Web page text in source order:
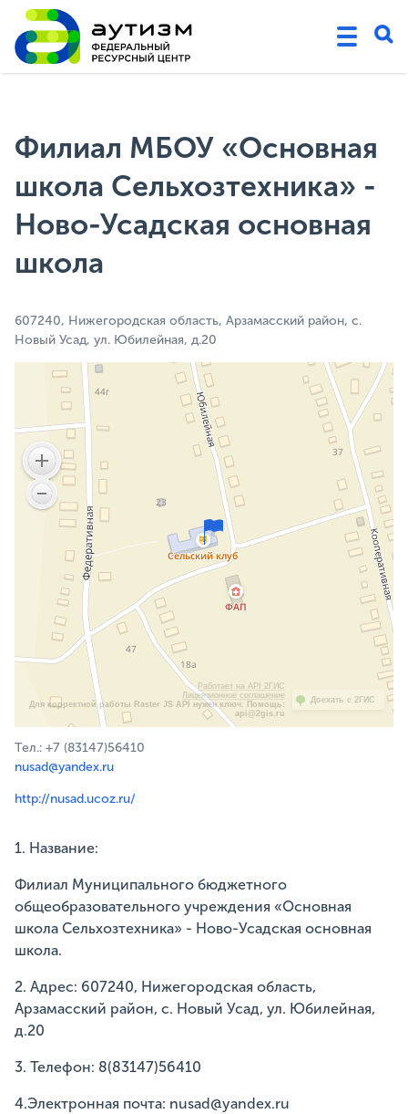
Филиал МБОУ «Основная
школа Сельхозтехника» -
Ново-Усадская основная
школа
607240, Нижегородская область, Арзамасский район, с.
Новый Усад, ул. Юбилейная, д.20
Работает на API 2ГИС
Лицензионное соглашение
Для корректной работы Raster JS API нужен ключ. Помощь:
api@2gis.ru
Доехать с 2ГИС
Тел.: +7 (83147)56410
nusad@yandex.ru
http://nusad.ucoz.ru/
1. Название:
Филиал Муниципального бюджетного
общеобразовательного учреждения «Основная
школа Сельхозтехника» - Ново-Усадская основная
школа.
2. Адрес: 607240, Нижегородская область,
Арзамасский район, с. Новый Усад, ул. Юбилейная,
д.20
3. Телефон: 8(83147)56410
4.Электронная почта: nusad@yandex.ru